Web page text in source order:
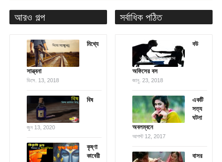
আরও গল্প
মিথ্যে
সান্ত্বনা
ডিসে. 13, 2018
বিষ
জুন 13, 2020
কৃষ্ণা
কাবেরী
সর্বাধিক পঠিত
বউ
অফিসের বস
জানু. 23, 2018
একটি
সত্য
ঘটনা
অবলম্বনে
আগস্ট 12, 2017
বাসর